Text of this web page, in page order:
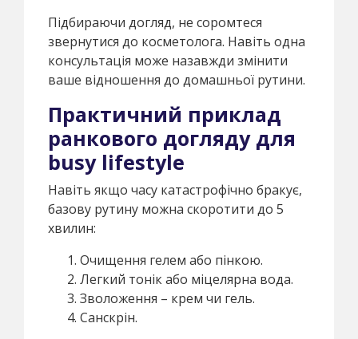
Підбираючи догляд, не соромтеся
звернутися до косметолога. Навіть одна
консультація може назавжди змінити
ваше відношення до домашньої рутини.
Практичний приклад
ранкового догляду для
busy lifestyle
Навіть якщо часу катастрофічно бракує,
базову рутину можна скоротити до 5
хвилин:
Очищення гелем або пінкою.
Легкий тонік або міцелярна вода.
Зволоження – крем чи гель.
Санскрін.